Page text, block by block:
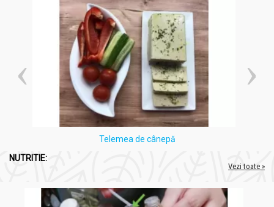
Telemea de cânepă
NUTRITIE:
Vezi toate »